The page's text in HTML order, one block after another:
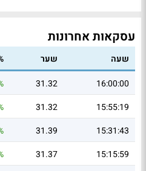
עסקאות אחרונות
שעה שער
16:00:00
31.32
15:55:19
31.32
15:31:43
31.39
15:15:59
31.37